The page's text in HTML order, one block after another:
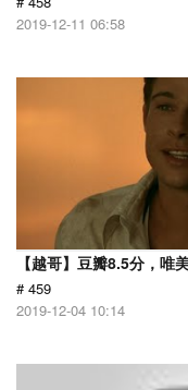
2019-12-11 06:58
【越哥】豆瓣8.5分，唯
# 459
2019-12-04 10:14